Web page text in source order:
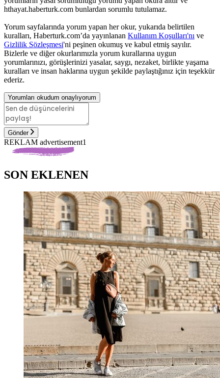
hthayat.haberturk.com bunlardan sorumlu tutulamaz.
Yorum sayfalarında yorum yapan her okur, yukarıda belirtilen
kuralları, Haberturk.com’da yayınlanan Kullanım Koşulları'nı ve
Gizlilik Sözleşmesi'ni peşinen okumuş ve kabul etmiş sayılır.
Bizlerle ve diğer okurlarımızla yorum kurallarına uygun
yorumlarınızı, görüşlerinizi yasalar, saygı, nezaket, birlikte yaşama
kuralları ve insan haklarına uygun şekilde paylaştığınız için teşekkür
ederiz.
Yorumları okudum onaylıyorum
Gönder
REKLAM advertisement1
SON EKLENEN